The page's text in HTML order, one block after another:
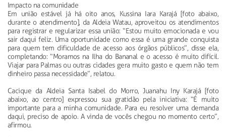
Impacto na comunidade
Em união estável já há oito anos, Kussina Iara Karajá [foto abaixo,
durante o atendimento], da Aldeia Watau, aproveitou os atendimentos
para registrar e regularizar essa união: “Estou muito emocionada e vou
sair daqui feliz. Uma oportunidade como essa é uma grande conquista
para quem tem dificuldade de acesso aos órgãos públicos”, disse ela,
completando: “Moramos na Ilha do Bananal e o acesso é muito difícil.
Viajar para Palmas ou outras cidades gera muito gasto e quem não tem
dinheiro passa necessidade”, relatou.
Cacique da Aldeia Santa Isabel do Morro, Juanahu Iny Karajá [foto
abaixo, ao centro] expressou sua gratidão pela iniciativa: “É muito
importante para a minha comunidade. Para eu resolver uma demanda
daqui, preciso de apoio. A vinda de vocês chegou no momento certo”,
afirmou.